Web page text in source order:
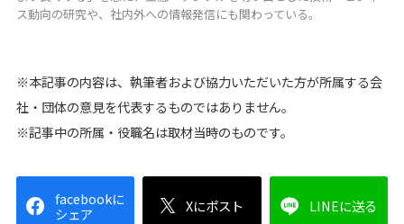
ス動向の研究や、社内外への情報発信にも関わっている。
※本記事の内容は、執筆者および協力いただいた方が所属する会
社・団体の意見を代表するものではありません。
※記事中の所属・役職名は取材当時のものです。​
facebookに
シェア
Xにポスト LINEに送る